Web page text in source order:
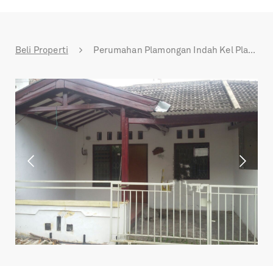
Beli Properti Perumahan Plamongan Indah Kel Plamongan Sari Kec Pedurungan
Previous Next